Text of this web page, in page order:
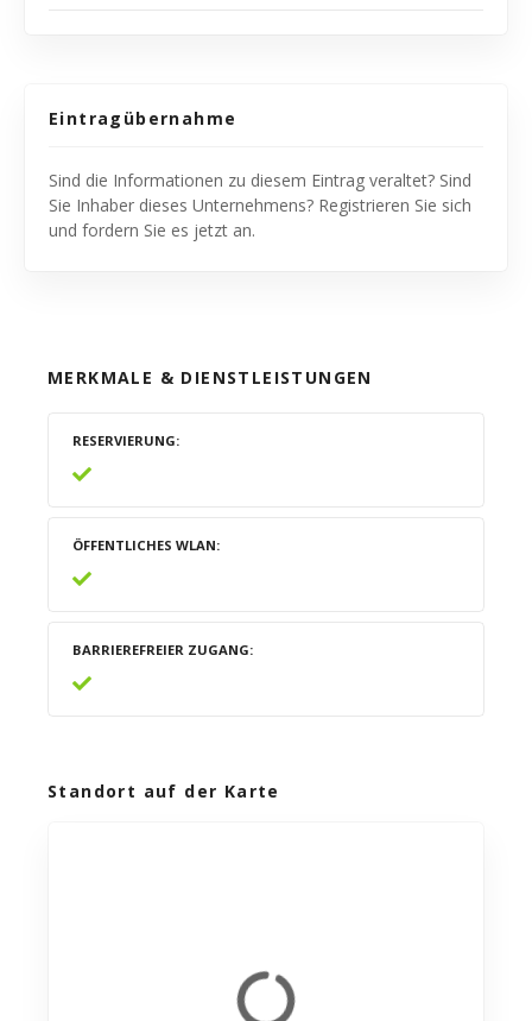
Eintragübernahme
Sind die Informationen zu diesem Eintrag veraltet? Sind
Sie Inhaber dieses Unternehmens? Registrieren Sie sich
und fordern Sie es jetzt an.
MERKMALE & DIENSTLEISTUNGEN
RESERVIERUNG
ÖFFENTLICHES WLAN
BARRIEREFREIER ZUGANG
Standort auf der Karte